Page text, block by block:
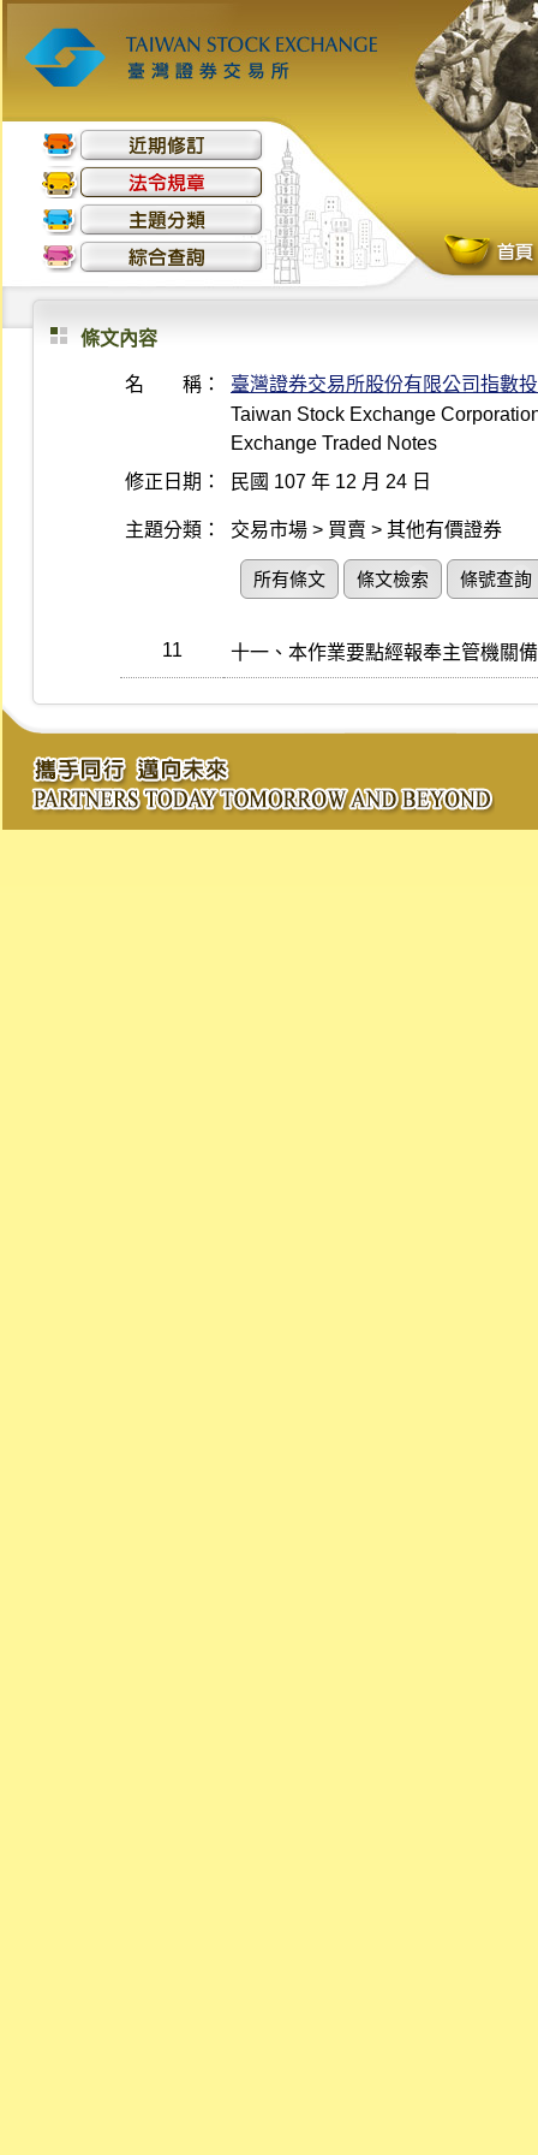
條文內容
名 稱：
臺灣證券交易所股份有限公司指數
Taiwan Stock Exchange
Exchange Traded Notes
修正日期：
民國 107 年 12 月 24 日
主題分類： 交易市場 > 買賣 > 其他有價證券
所有條文 條文檢索 條號查詢
11 十一、本作業要點經報奉主管機關